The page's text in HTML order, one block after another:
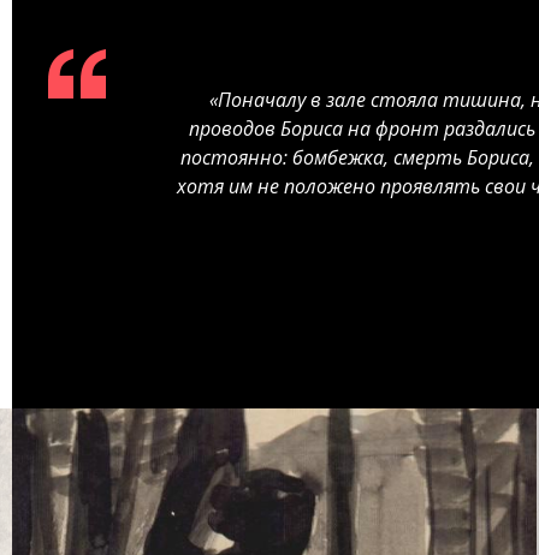
«Поначалу в зале стояла тишина,
проводов Бориса на фронт
постоянно: бомбежка, смерть Бориса,
хотя им не положено проявлять свои